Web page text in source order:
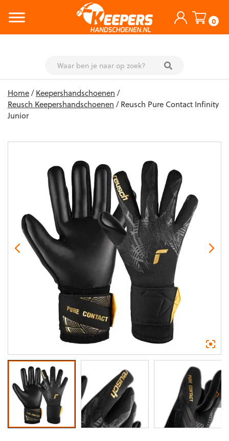
0
content
Home/Keepershandschoenen /
Reusch Keepershandschoenen / Reusch Pure Contact Infinity
Junior